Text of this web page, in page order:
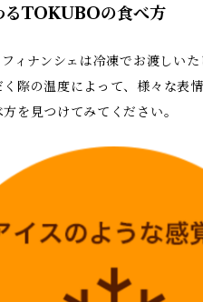
るTOKUBOの食べ方
ィナンシェは冷凍でお渡しいた
際の温度によって、様々な表情
を見つけてみてください。